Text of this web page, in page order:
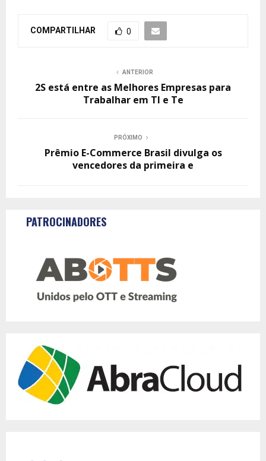
COMPARTILHAR 0
ANTERIOR
2S está entre as Melhores Empresas para
Trabalhar em TI e Te
PRÓXIMO
Prêmio E-Commerce Brasil divulga os
vencedores da primeira e
PATROCINADORES